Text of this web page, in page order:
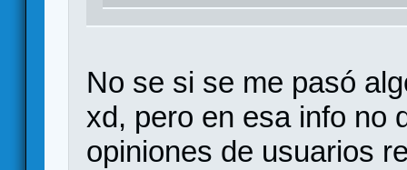
No se si se me pasó
xd, pero en esa info no
opiniones de usuarios